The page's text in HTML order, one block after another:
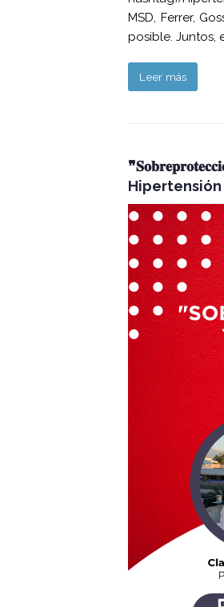
MSD, Ferrer,
posible. Juntos,
Leer más
Hipertensión